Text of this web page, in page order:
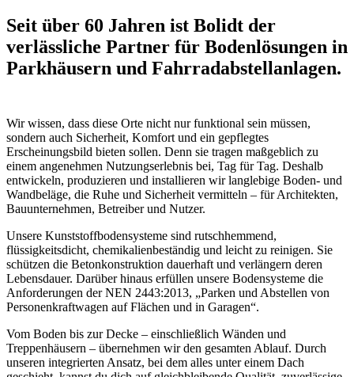
Seit über 60 Jahren ist Bolidt der
verlässliche Partner für Bodenlösungen in
Parkhäusern und Fahrradabstellanlagen.
Wir wissen, dass diese Orte nicht nur funktional sein müssen,
sondern auch Sicherheit, Komfort und ein gepflegtes
Erscheinungsbild bieten sollen. Denn sie tragen maßgeblich zu
einem angenehmen Nutzungserlebnis bei, Tag für Tag. Deshalb
entwickeln, produzieren und installieren wir langlebige Boden- und
Wandbeläge, die Ruhe und Sicherheit vermitteln – für Architekten,
Bauunternehmen, Betreiber und Nutzer.
Unsere Kunststoffbodensysteme sind rutschhemmend,
flüssigkeitsdicht, chemikalienbeständig und leicht zu reinigen. Sie
schützen die Betonkonstruktion dauerhaft und verlängern deren
Lebensdauer. Darüber hinaus erfüllen unsere Bodensysteme die
Anforderungen der NEN 2443:2013, „Parken und Abstellen von
Personenkraftwagen auf Flächen und in Garagen“.
Vom Boden bis zur Decke – einschließlich Wänden und
Treppenhäusern – übernehmen wir den gesamten Ablauf. Durch
unseren integrierten Ansatz, bei dem alles unter einem Dach